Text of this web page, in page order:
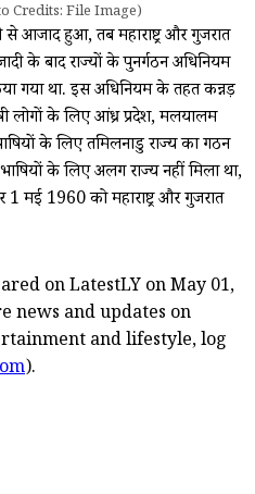
Credits: File Image)
से आजाद हुआ, तब महाराष्ट्र और गुजरात
के बाद राज्यों के पुनर्गठन अधिनियम
गया था. इस अधिनियम के तहत कन्नड़
लोगों के लिए आंध्र प्रदेश, मलयालम
के लिए तमिलनाडु राज्य का गठन
के लिए अलग राज्य नहीं मिला था,
1960 को महाराष्ट्र और गुजरात
on LatestLY on May 01,
news and updates on
and lifestyle, log
).